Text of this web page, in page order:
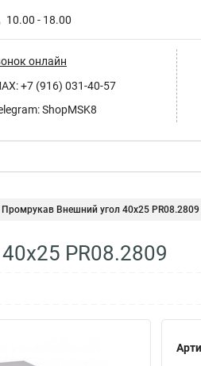
10.00 - 18.00
онлайн
+7 (916) 031-40-57
ShopMSK8
Промрукав Внешний угол 40х25 PR08.2809
PR08.2809